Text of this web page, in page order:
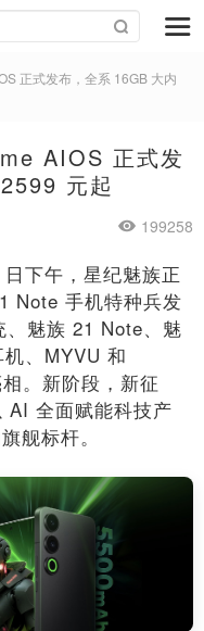
正式发布，全系 16GB 大内
AIOS 正式发
元起
199258
下午，星纪魅族正
Note 手机特种兵发
魅族 21 Note、魅
、MYVU 和
。新阶段，新征
全面赋能科技产
舰标杆。